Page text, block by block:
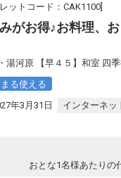
ットコード：CAK1100]
がお得♪お料理、
湯河原 【早４５】和室 四
る使える
年3月31日 インターネッ
おとな1名様あたりの